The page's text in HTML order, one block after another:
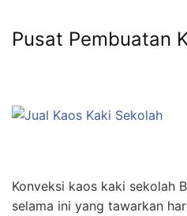
Pusat Pembuatan
Konveksi kaos kaki sekolah
selama ini yang tawarkan